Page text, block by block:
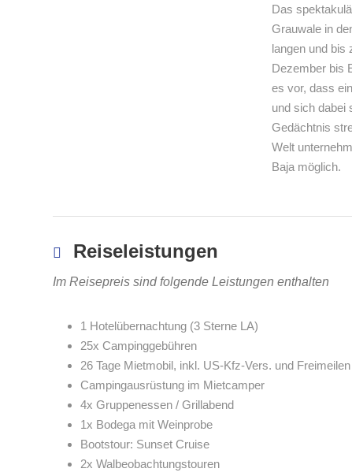
Das
Grauwale in
langen und bis
Dezember bis
es vor, dass
und sich dabei
Gedächtnis
Welt
Baja möglich.
Reiseleistungen
Im Reisepreis sind folgende Leistungen enthalten
1 Hotelübernachtung (3 Sterne LA)
25x Campinggebühren
26 Tage Mietmobil, inkl. US-Kfz-Vers. und
Campingausrüstung im Mietcamper
4x Gruppenessen / Grillabend
1x Bodega mit Weinprobe
Bootstour: Sunset Cruise
2x Walbeobachtungstouren